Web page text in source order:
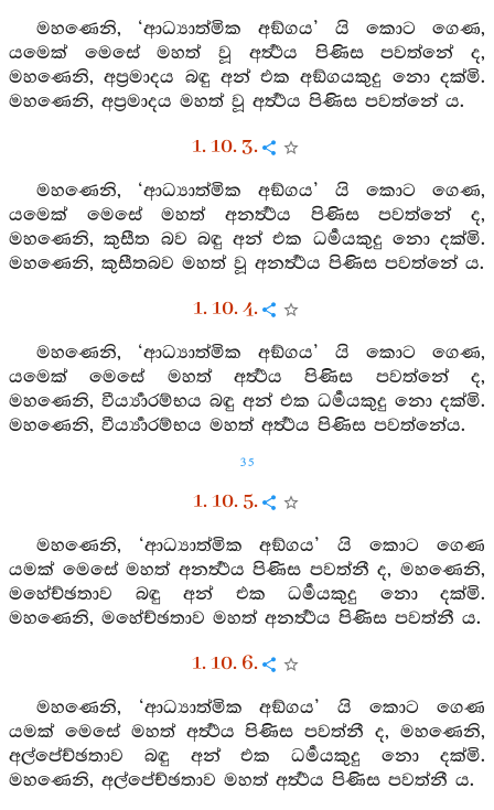
මහණෙනි, ‘ආධ්‍යාත්මික අඞ්ගය’ යි කොට ගෙණ,
යමෙක් මෙසේ මහත් වූ අර්‍ත්‍ථය පිණිස පවත්නේ ද,
මහණෙනි, අප්‍රමාදය බඳු අන් එක අඞ්ගයකුදු නො දක්මි.
මහණෙනි, අප්‍රමාදය මහත් වූ අර්‍ත්‍ථය පිණිස පවත්නේ ය.
1. 10. 3.
මහණෙනි, ‘ආධ්‍යාත්මික අඞ්ගය’ යි කොට ගෙණ,
යමෙක් මෙසේ මහත් අනර්‍ත්‍ථය පිණිස පවත්නේ ද,
මහණෙනි, කුසීත බව බඳු අන් එක ධර්‍මයකුදු නො දක්මි.
මහණෙනි, කුසීතබව මහත් වූ අනර්‍ත්‍ථය පිණිස පවත්නේ ය.
1. 10. 4.
මහණෙනි, ‘ආධ්‍යාත්මික අඞ්ගය’ යි කොට ගෙණ,
යමෙක් මෙසේ මහත් අර්‍ත්‍ථය පිණිස පවත්නේ ද,
මහණෙනි, වීර්‍ය්‍යාරම්භය බඳු අන් එක ධර්‍මයකුදු නො දක්මි.
මහණෙනි, වීර්‍ය්‍යාරම්භය මහත් අර්‍ත්‍ථය පිණිස පවත්නේය.
35
1. 10. 5.
මහණෙනි, ‘ආධ්‍යාත්මික අඞ්ගය’ යි කොට ගෙණ
යමක් මෙසේ මහත් අනර්‍ත්‍ථය පිණිස පවත්නී ද, මහණෙනි,
මහේච්ඡතාව බඳු අන් එක ධර්‍මයකුදු නො දක්මි.
මහණෙනි, මහේච්ඡතාව මහත් අනර්‍ත්‍ථය පිණිස පවත්නී ය.
1. 10. 6.
මහණෙනි, ‘ආධ්‍යාත්මික අඞ්ගය’ යි කොට ගෙණ
යමක් මෙසේ මහත් අර්‍ත්‍ථය පිණිස පවත්නී ද, මහණෙනි,
අල්පේච්ඡතාව බඳු අන් එක ධර්‍මයකුදු නො දක්මි.
මහණෙනි, අල්පේච්ඡතාව මහත් අර්‍ත්‍ථය පිණිස පවත්නී ය.